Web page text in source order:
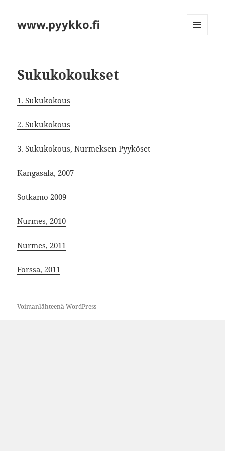
www.pyykko.fi
Sukukokoukset
1. Sukukokous
2. Sukukokous
3. Sukukokous, Nurmeksen Pyyköset
Kangasala, 2007
Sotkamo 2009
Nurmes, 2010
Nurmes, 2011
Forssa, 2011
Voimanlähteenä WordPress